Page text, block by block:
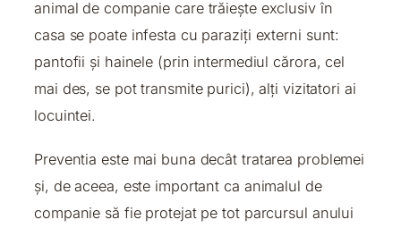
animal de companie care trăiește exclusiv în
casa se poate infesta cu paraziți externi sunt:
pantofii și hainele (prin intermediul cărora, cel
mai des, se pot transmite purici), alți vizitatori ai
locuintei.
Preventia este mai buna decât tratarea problemei
și, de aceea, este important ca animalul de
companie să fie protejat pe tot parcursul anului